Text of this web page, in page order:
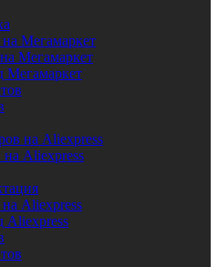
Мегамаркет
Мегамаркет
Мегамаркет
на Aliexpress
на Aliexpress
Aliexpress
Aliexpress